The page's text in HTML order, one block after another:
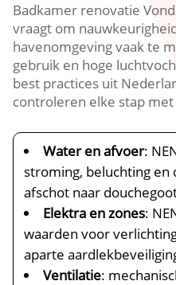
Badkamer renovatie
vraagt om
havenomgeving vaak te
gebruik en hoge
best practices uit
controleren elke stap
Water en afvoer:
stroming, beluchting
afschot naar
Elektra en zones:
waarden voor
aparte
Ventilatie: